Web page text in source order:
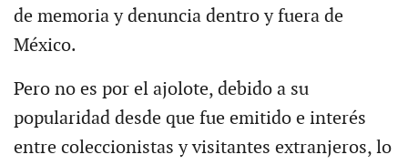
de memoria y denuncia dentro y fuera de
México.
Pero no es por el ajolote, debido a su
popularidad desde que fue emitido e interés
entre coleccionistas y visitantes extranjeros, lo